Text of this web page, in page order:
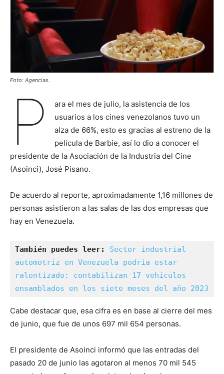
Foto: Agencias.
P
ara el mes de julio, la asistencia de los
usuarios a los cines venezolanos tuvo un
alza de 66%, esto es gracias al estreno de la
película de Barbie, así lo dio a conocer el
presidente de la Asociación de la Industria del Cine
(Asoinci), José Pisano.
De acuerdo al reporte, aproximadamente 1,16 millones de
personas asistieron a las salas de las dos empresas que
hay en Venezuela.
También puedes leer: Sector industrial
automotriz en Venezuela podría estar
ralentizado: contabilizan 17 vehículos
ensamblados en los siete meses del año 2023
Cabe destacar que, esa cifra es en base al cierre del mes
de junio, que fue de unos 697 mil 654 personas.
El presidente de Asoinci informó que las entradas del
pasado 20 de junio las agotaron al menos 70 mil 545